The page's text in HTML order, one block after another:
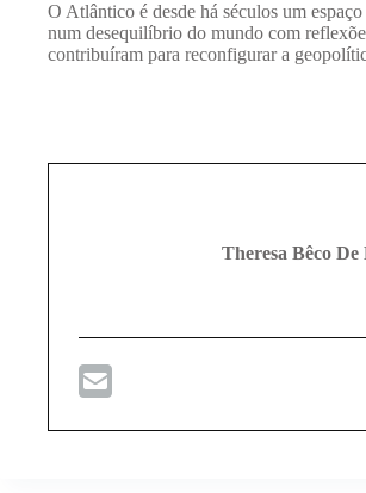
O Atlântico é desde há séculos um
num desequilíbrio do mundo com
contribuíram para reconfigurar a
Theresa Bêco De